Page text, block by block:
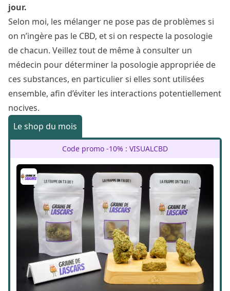
jour.
Selon moi, les mélanger ne pose pas de problèmes si
on n’ingère pas le CBD, et si on respecte la posologie
de chacun. Veillez tout de même à consulter un
médecin pour déterminer la posologie appropriée de
ces substances, en particulier si elles sont utilisées
ensemble, afin d’éviter les interactions potentiellement
nocives.
Le shop du mois
Code promo -10% : VISUALCBD